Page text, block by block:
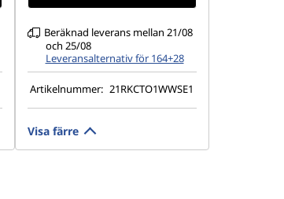
Beräknad leverans mellan 21/08
och 25/08
Leveransalternativ för 164+28
Artikelnummer: 21RKCTO1WWSE1
Visa färre